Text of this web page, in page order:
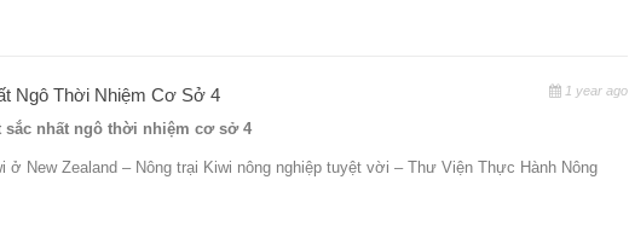
Ngô Thời Nhiệm Cơ Sở 4 1 year ago
sắc nhất ngô thời nhiệm cơ sở 4
ở New Zealand – Nông trại Kiwi nông nghiệp tuyệt vời – Thư Viện Thực Hành Nông